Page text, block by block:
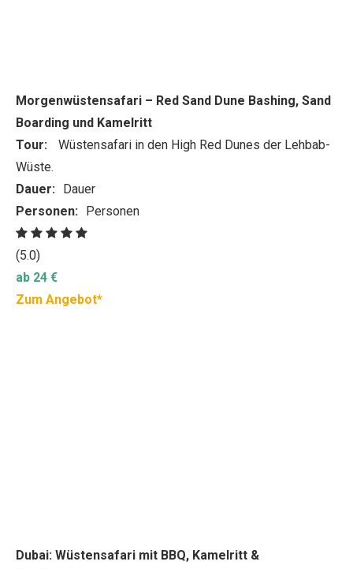
Morgenwüstensafari – Red Sand Dune Bashing, Sand
Boarding und Kamelritt
Tour:
Wüstensafari in den High Red Dunes der Lehbab-
Wüste.
Dauer:
Dauer
Personen:
Personen
(5.0)
ab 24 €
Zum Angebot*
Dubai: Wüstensafari mit BBQ, Kamelritt &